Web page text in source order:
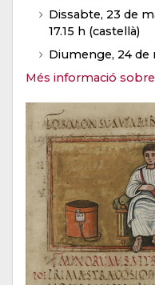
Dissabte, 23 de
17.15 h (castellà)
Diumenge, 24 de
Més informació